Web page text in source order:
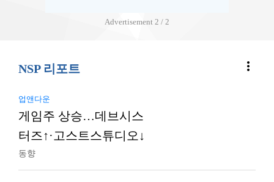
Advertisement 2 / 2
NSP 리포트 more_vert
업앤다운
게임주 상승…데브시스
터즈↑·고스트스튜디오↓
동향